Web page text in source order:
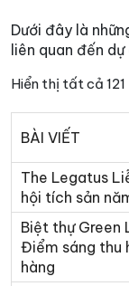
Dưới đây là
liên quan đến
Hiển thị tất cả
BÀI VIẾT
The Legatus
hội tích sản
Biệt thự
Điểm sáng thu
hàng